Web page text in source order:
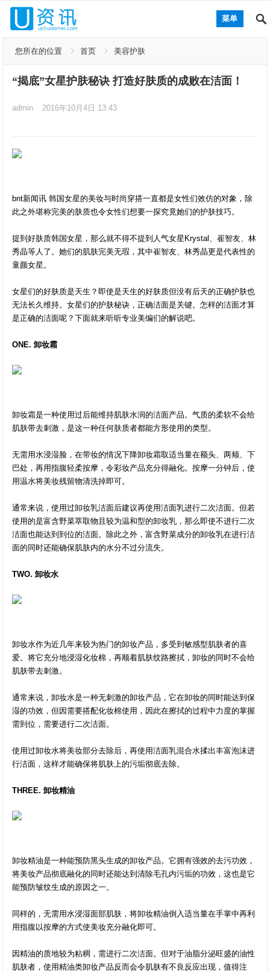
菜单
您所在的位置 首页 美容护肤
“揭底”女星护肤秘诀 打造好肤质的成败在洁面！
admin 2016年10月4日 13:43
bnt新闻讯 韩国女星的美妆与时尚穿搭一直都是女性们效仿的对象，除
此之外堪称完美的肤质也令女性们想要一探究竟她们的护肤技巧。
提到好肤质韩国女星，那么就不得不提到人气女星Krystal、崔智友、林
秀晶等人了。她们的肌肤完美无瑕，其中崔智友、林秀晶更是代表性的
童颜女星。
女星们的好肤质是天生？即使是天生的好肤质但没有后天的正确护肤也
无法长久维持。女星们的护肤秘诀，正确洁面是关键。怎样的洁面才算
是正确的洁面呢？下面就来听听专业美编们的解说吧。
ONE. 卸妆霜
卸妆霜是一种使用过后能维持肌肤水润的洁面产品。气质的柔软不会给
肌肤带去刺激，是这一种任何肤质者都能方形使用的类型。
无需用水浸湿脸，在带妆的情况下降卸妆霜取适当量在额头、两颊、下
巴处，再用指腹轻柔按摩，令彩妆产品充分得融化。按摩一分钟后，使
用温水将美妆残留物清洗掉即可。
通常来说，使用过卸妆乳洁面后建议再使用洁面乳进行二次洁面。但若
使用的是富含野菜萃取物且较为温和型的卸妆乳，那么即使不进行二次
洁面也能达到到位的洁面。除此之外，富含野菜成分的卸妆乳在进行洁
面的同时还能确保肌肤内的水分不过分流失。
TWO. 卸妆水
卸妆水作为近几年来较为热门的卸妆产品，多受到敏感型肌肤者的喜
爱。将它充分地浸湿化妆棉，再顺着肌肤纹路擦拭，卸妆的同时不会给
肌肤带去刺激。
通常来说，卸妆水是一种无刺激的卸妆产品，它在卸妆的同时能达到保
湿的功效，但因需要搭配化妆棉使用，因此在擦拭的过程中力度的掌握
需到位，需要进行二次洁面。
使用过卸妆水将美妆部分去除后，再使用洁面乳混合水揉出丰富泡沫进
行洁面，这样才能确保将肌肤上的污垢彻底去除。
THREE. 卸妆精油
卸妆精油是一种能预防黑头生成的卸妆产品。它拥有强效的去污功效，
将美妆产品彻底融化的同时还能达到清除毛孔内污垢的功效，这也是它
能预防皱纹生成的原因之一。
同样的，无需用水浸湿面部肌肤，将卸妆精油倒入适当量在手掌中再利
用指腹以按摩的方式使美妆充分融化即可。
因精油的质地较为粘稠，需进行二次洁面。但对于油脂分泌旺盛的油性
肌肤者，使用精油类卸妆产品反而会令肌肤有不良反应出现，值得注